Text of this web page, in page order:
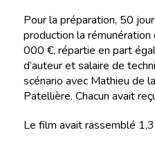
Pour la préparation, 50
production la
000 €, répartie en part
d’auteur et salaire de
scénario avec Mathieu de
Patellière. Chacun avait
Le film avait rassemblé